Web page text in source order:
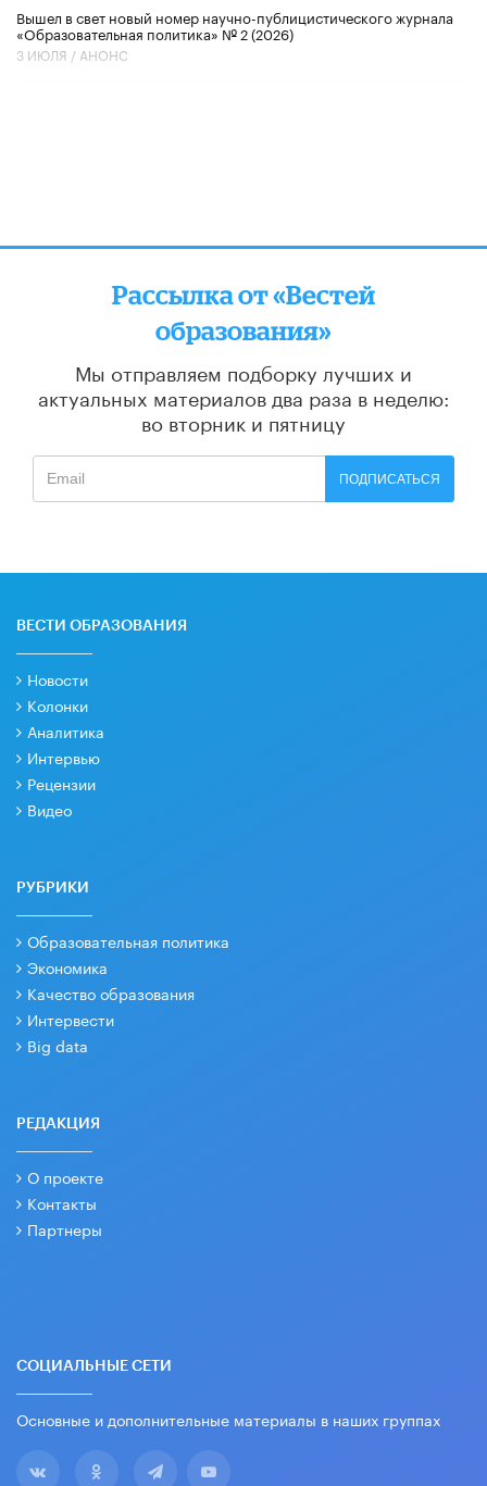
Вышел в свет новый номер научно-публицистического журнала
«Образовательная политика» № 2 (2026)
3 ИЮЛЯ / АНОНС
Рассылка от «Вестей
образования»
Мы отправляем подборку лучших и
актуальных материалов два раза в неделю:
во вторник и пятницу
ПОДПИСАТЬСЯ
ВЕСТИ ОБРАЗОВАНИЯ
Новости
Колонки
Аналитика
Интервью
Рецензии
Видео
РУБРИКИ
Образовательная политика
Экономика
Качество образования
Интервести
Big data
РЕДАКЦИЯ
О проекте
Контакты
Партнеры
СОЦИАЛЬНЫЕ СЕТИ
Основные и дополнительные материалы в наших группах